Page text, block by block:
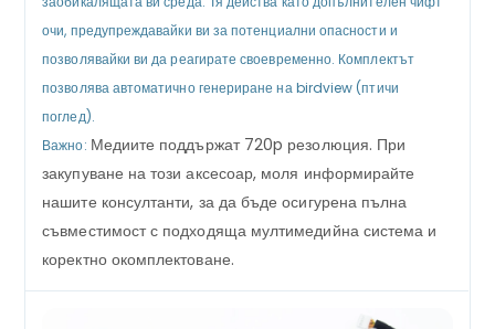
очи, предупреждавайки ви за потенциални опасности и
позволявайки ви да реагирате своевременно. Комплектът
позволява автоматично генериране на birdview (птичи
поглед).
Важно: Медиите поддържат 720p резолюция. При
закупуване на този аксесоар, моля информирайте
нашите консултанти, за да бъде осигурена пълна
съвместимост с подходяща мултимедийна система и
коректно окомплектоване.